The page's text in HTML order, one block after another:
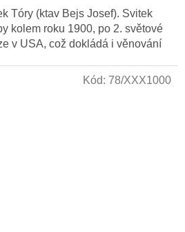
Tóry (ktav Bejs Josef). Svitek
kolem roku 1900, po 2. světové
v USA, což dokládá i věnování
Kód: 78/XXX1000